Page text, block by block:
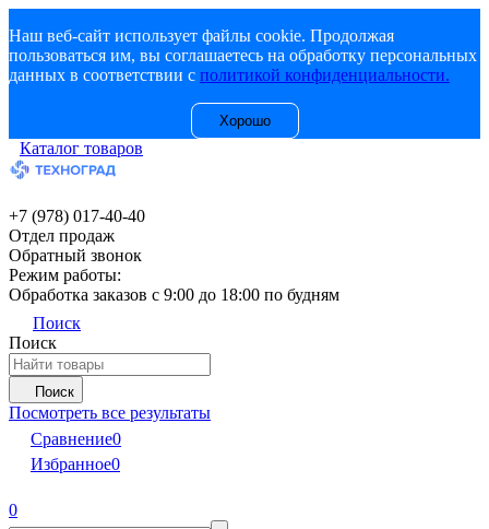
Наш веб-сайт использует файлы cookie. Продолжая
пользоваться им, вы соглашаетесь на обработку персональных
данных в соответствии с политикой конфиденциальности.
Хорошо
Каталог товаров
+7 (978) 017-40-40
Отдел продаж
Обратный звонок
Режим работы:
Обработка заказов с 9:00 до 18:00 по будням
Поиск
Поиск
Поиск
Посмотреть все результаты
Сравнение0
Избранное0
0